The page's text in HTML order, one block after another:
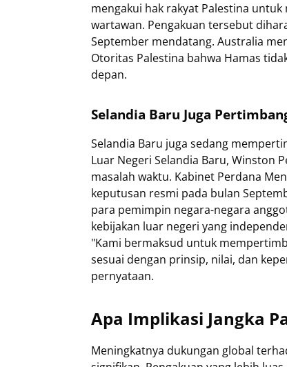
mengakui hak rakyat Palestina
wartawan. Pengakuan tersebut
September mendatang. Australia
Otoritas Palestina bahwa Hamas
depan.
Selandia Baru Juga
Selandia Baru juga sedang
Luar Negeri Selandia Baru, Winston
masalah waktu. Kabinet Perdana
keputusan resmi pada bulan
para pemimpin negara-negara
kebijakan luar negeri yang
"Kami bermaksud untuk
sesuai dengan prinsip, nilai, dan
pernyataan.
Apa Implikasi Jangka
Meningkatnya dukungan global